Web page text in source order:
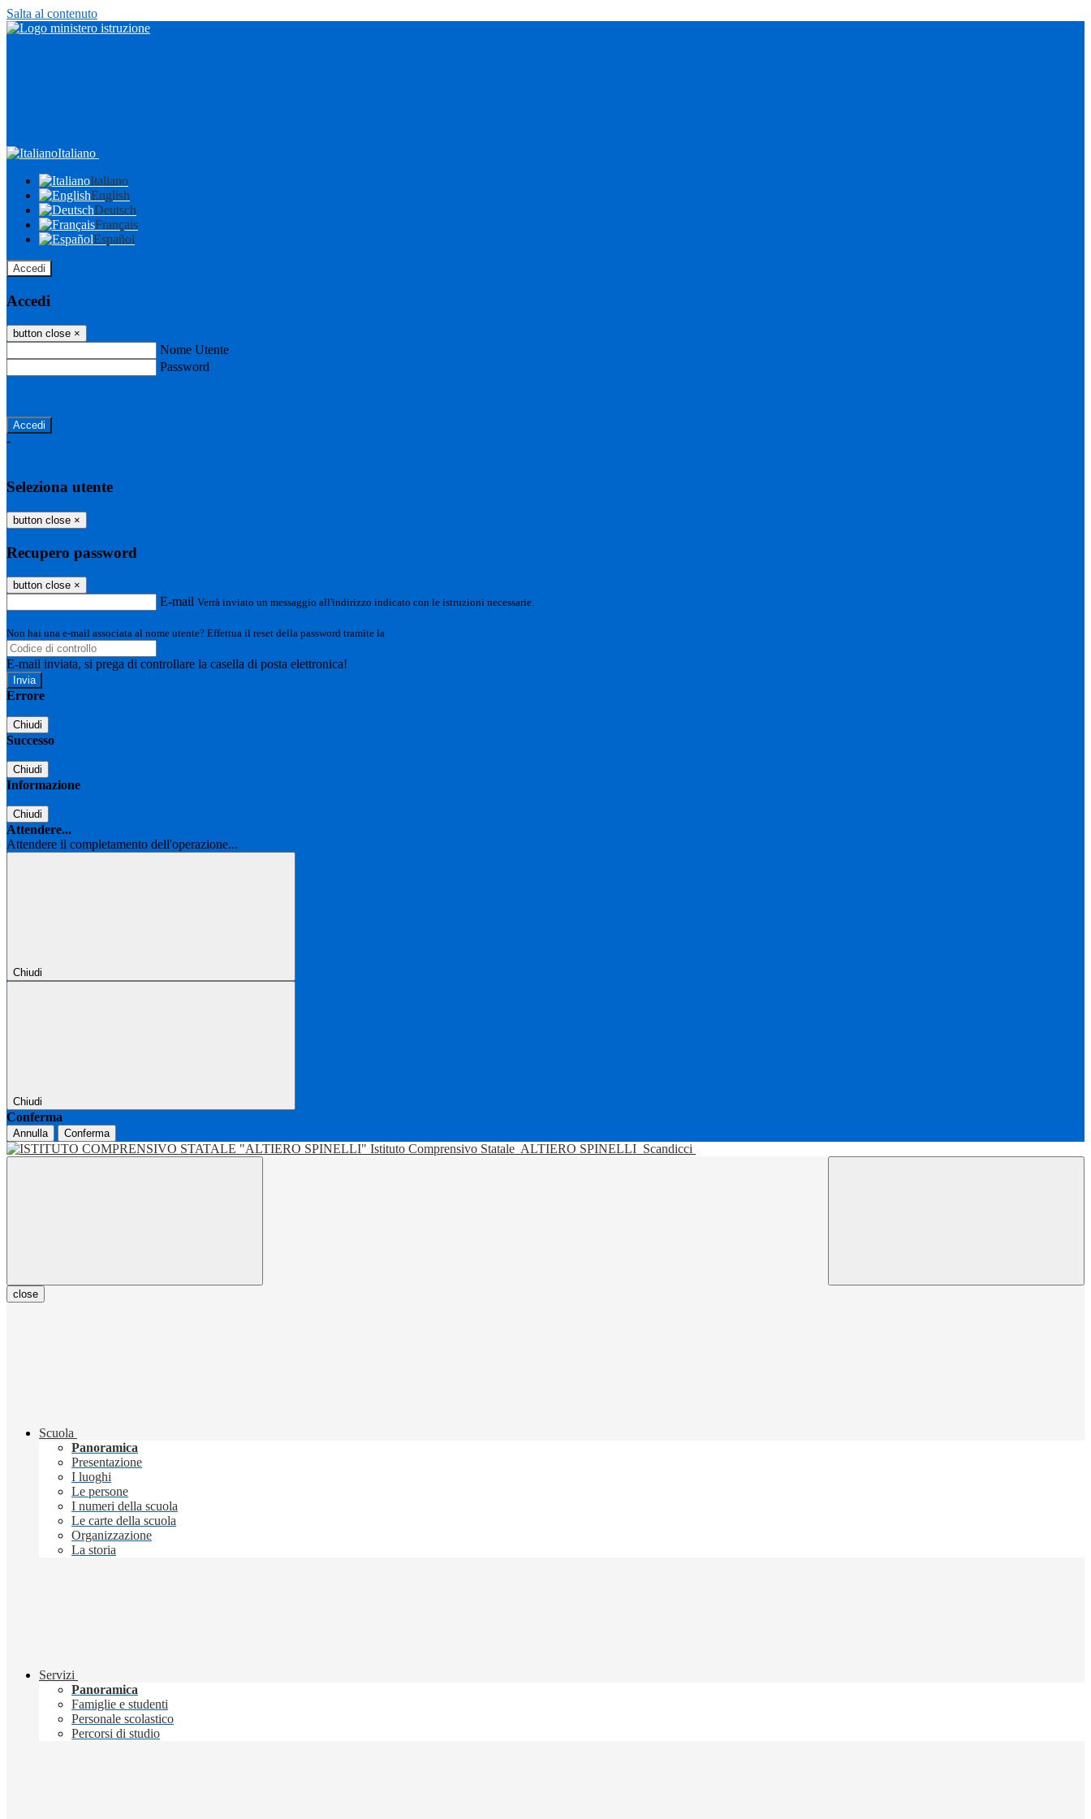
Salta al contenuto
Italiano
Italiano
English
Deutsch
Français
Español
Accedi
Accedi
button close ×
Nome Utente
Password
-
Seleziona utente
button close ×
Recupero password
button close ×
E-mail Verrà inviato un messaggio all'indirizzo indicato con le istruzioni necessarie.
Non hai una e-mail associata al nome utente? Effettua il reset della password tramite la
E-mail inviata, si prega di controllare la casella di posta elettronica!
Errore
Chiudi
Successo
Chiudi
Informazione
Chiudi
Attendere...
Attendere il completamento dell'operazione...
Chiudi
Chiudi
Conferma
Annulla Conferma
Istituto Comprensivo Statale ALTIERO SPINELLI Scandicci
close
Scuola
Panoramica
Presentazione
I luoghi
Le persone
I numeri della scuola
Le carte della scuola
Organizzazione
La storia
Servizi
Panoramica
Famiglie e studenti
Personale scolastico
Percorsi di studio